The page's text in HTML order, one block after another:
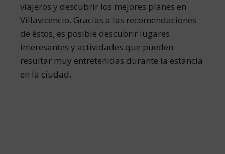
viajeros y descubrir los mejores planes en
Villavicencio. Gracias a las recomendaciones
de éstos, es posible descubrir lugares
interesantes y actividades que pueden
resultar muy entretenidas durante la estancia
en la ciudad.